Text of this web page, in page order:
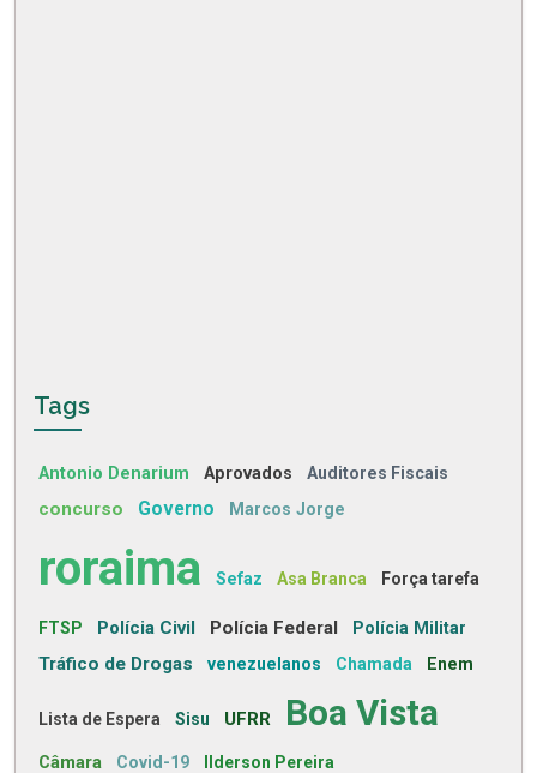
Tags
Antonio Denarium Aprovados Auditores Fiscais
concurso Governo Marcos Jorge
roraima Sefaz Asa Branca Força tarefa
FTSP Polícia Civil Polícia Federal Polícia Militar
Tráfico de Drogas venezuelanos Chamada Enem
Lista de Espera Sisu UFRR Boa Vista
Câmara Covid-19 Ilderson Pereira